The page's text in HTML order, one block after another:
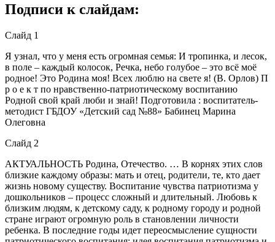
Подписи к слайдам:
Слайд 1
Я узнал, что у меня есть огромная семья: И тропинка, и лесок,
в поле – каждый колосок, Речка, небо голубое – это всё моё
родное! Это Родина моя! Всех люблю на свете я! (В. Орлов) П
р о е к т по нравственно-патриотическому воспитанию
Родной свой край люби и знай! Подготовила : воспитатель-
методист ГБДОУ «Детский сад №88» Бабинец Марина
Олеговна
Слайд 2
АКТУАЛЬНОСТЬ Родина, Отечество. … В корнях этих слов
близкие каждому образы: мать и отец, родители, те, кто дает
жизнь новому существу. Воспитание чувства патриотизма у
дошкольников – процесс сложный и длительный. Любовь к
близким людям, к детскому саду, к родному городу и родной
стране играют огромную роль в становлении личности
ребенка. В последние годы идет переосмысление сущности